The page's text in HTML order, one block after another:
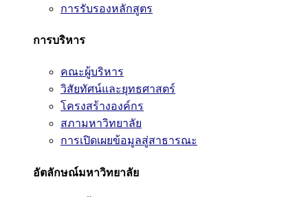
การรับรองหลักสูตร
การบริหาร
คณะผู้บริหาร
วิสัยทัศน์และยุทธศาสตร์
โครงสร้างองค์กร
สภามหาวิทยาลัย
การเปิดเผยข้อมูลสู่สาธารณะ
อัตลักษณ์มหาวิทยาลัย